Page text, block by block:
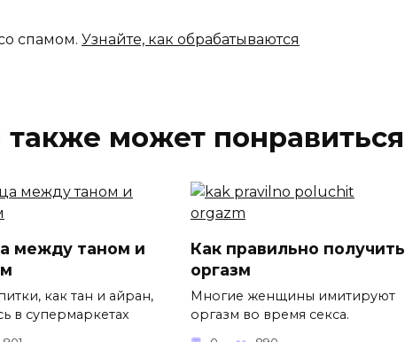
спамом. Узнайте, как обрабатываются
также может понравиться
между таном и
как тан и айран,
в супермаркетах
Как правильно получить
оргазм
Многие женщины имитируют
оргазм во время секса.